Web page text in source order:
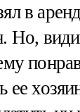
в
Но,
ее